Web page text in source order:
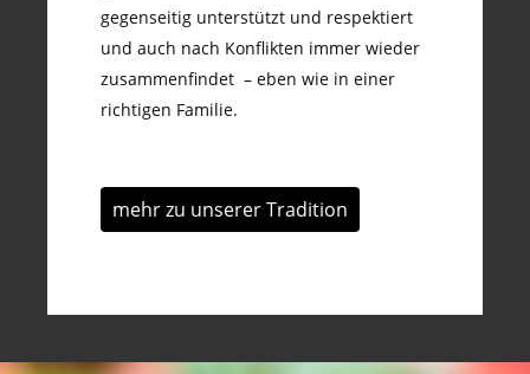
gegenseitig unterstützt und respektiert
und auch nach Konflikten immer wieder
zusammenfindet – eben wie in einer
richtigen Familie.
mehr zu unserer Tradition